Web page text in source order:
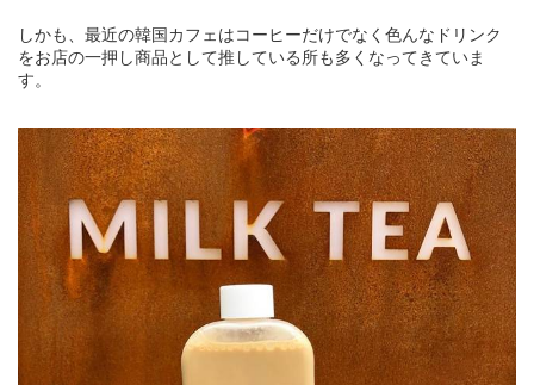
しかも、最近の韓国カフェはコーヒーだけでなく色んなドリンク
をお店の一押し商品として推している所も多くなってきていま
す。